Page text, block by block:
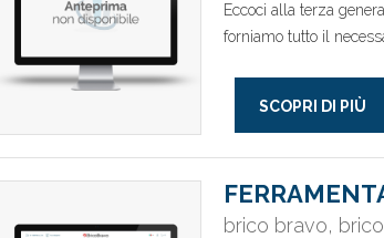
Eccoci alla terza
forniamo tutto il
SCOPRI DI PIÙ
brico bravo,